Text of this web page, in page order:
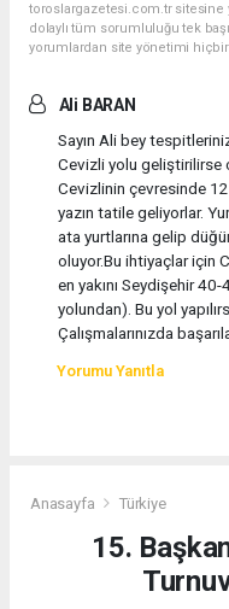
toroslargazetesi.com.tr sitesine
dolaylı tüm sorumluluğu tek
yorumlardan site yönetimi
Ali BARAN
Sayın Ali bey
Cevizli yolu geliştirilirse
Cevizlinin çevresinde
yazın tatile geliyorlar.
ata yurtlarına gelip
oluyor.Bu ihtiyaçlar için
en yakını Seydişehir
yolundan). Bu yol
Çalışmalarınızda
Yorumu Yanıtla
Anasayfa Türkiye
15.